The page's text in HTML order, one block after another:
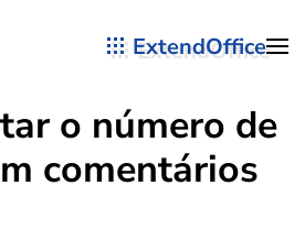
ExtendOffice
o número de
comentários